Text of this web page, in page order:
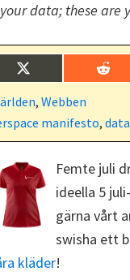
data; these are
Dela
på
X
(
T
w
i
t
e
r
)
Dela
på
R
e
i
t
, Webben
manifesto,
Femte juli
ideella 5
gärna vårt
swisha ett
kläder!